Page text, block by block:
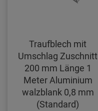
Traufblech mit
Umschlag Zuschnitt
200 mm Länge 1
Meter Aluminium
walzblank 0,8 mm
(Standard)